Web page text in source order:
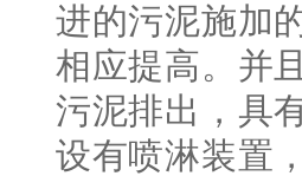
进的污泥施加
相应提高。并
污泥排出，具
设有喷淋装置